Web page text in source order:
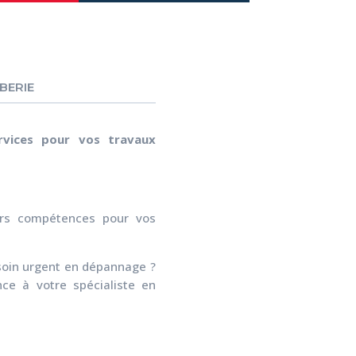
pour vos travaux
compétences pour vos
urgent en dépannage ?
à votre spécialiste en